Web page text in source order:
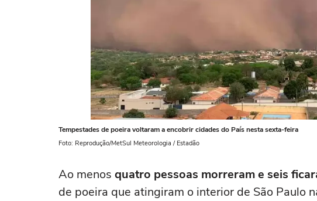
Tempestades de poeira voltaram a encobrir cidades do País nesta sexta-feira
Foto: Reprodução/MetSul Meteorologia / Estadão
Ao menos quatro pessoas morreram e seis
de poeira que atingiram o interior de São Paulo